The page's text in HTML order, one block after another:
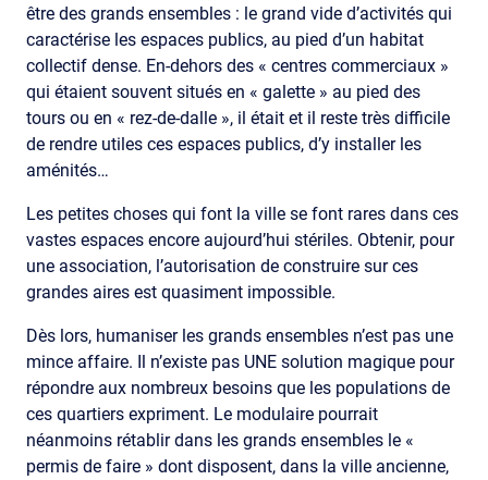
être des grands ensembles : le grand vide d’activités qui
caractérise les espaces publics, au pied d’un habitat
collectif dense. En-dehors des « centres commerciaux »
qui étaient souvent situés en « galette » au pied des
tours ou en « rez-de-dalle », il était et il reste très difficile
de rendre utiles ces espaces publics, d’y installer les
aménités…
Les petites choses qui font la ville se font rares dans ces
vastes espaces encore aujourd’hui stériles. Obtenir, pour
une association, l’autorisation de construire sur ces
grandes aires est quasiment impossible.
Dès lors, humaniser les grands ensembles n’est pas une
mince affaire. Il n’existe pas UNE solution magique pour
répondre aux nombreux besoins que les populations de
ces quartiers expriment. Le modulaire pourrait
néanmoins rétablir dans les grands ensembles le «
permis de faire » dont disposent, dans la ville ancienne,